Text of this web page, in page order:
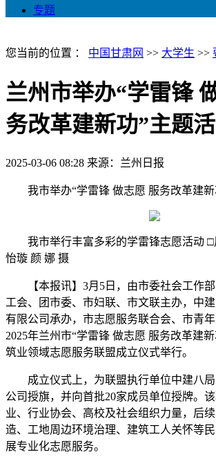
专题
您当前的位置 ： 中国甘肃网 >> 大学生 >>
兰州市举办“学雷锋
务改革建新功”主题
2025-03-06 08:28 来源：兰州日报
我市举办“学雷锋 做志愿 服务改革建新
我市举行丰富多彩的学雷锋志愿活动 □
怡璇 颜 娜 摄
【本报讯】3月5日，由市委社会工作部
工会、团市委、市妇联、市文联主办，中
有限公司承办，市志愿服务联合会、市青
2025年兰州市“学雷锋 做志愿 服务改革建
筑业领域志愿服务联盟成立仪式举行。
成立仪式上，为联盟执行单位中建八局
公司授旗，并向首批20家成员单位授牌。
业、行业协会、高校及社会组织力量，后
造、工地周边环境治理、建筑工人关怀等
展专业化志愿服务。